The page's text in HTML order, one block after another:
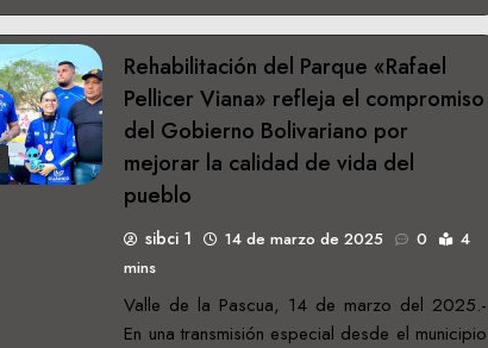
Rehabilitación del Parque «Rafael
Pellicer Viana» refleja el compromiso
del Gobierno Bolivariano por
mejorar la calidad de vida del
pueblo
sibci 1 14 de marzo de 2025 0
4
mins
Valle de la Pascua, 14 de marzo del 2025.-
En una transmisión especial desde el municipio